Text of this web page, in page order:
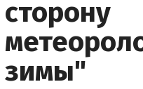
сторону
зимы"